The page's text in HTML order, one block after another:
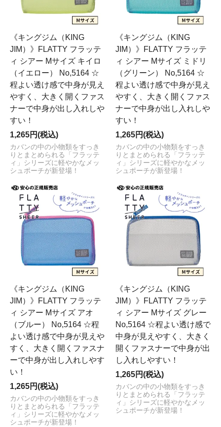
《キングジム（KING
JIM）》FLATTY フラッテ
ィ シアー Mサイズ キイロ
（イエロー） No,5164 ☆
程よい透け感で中身が見え
やすく、大きく開くファス
ナーで中身が出し入れしや
すい！
1,265円(税込)
カバンの中の小物類をすっき
りとまとめられる「フラッテ
ィ」シリーズに軽やかなメッ
シュポーチが新登場！
《キングジム（KING
JIM）》FLATTY フラッテ
ィ シアー Mサイズ ミドリ
（グリーン） No,5164 ☆
程よい透け感で中身が見え
やすく、大きく開くファス
ナーで中身が出し入れしや
すい！
1,265円(税込)
カバンの中の小物類をすっき
りとまとめられる「フラッテ
ィ」シリーズに軽やかなメッ
シュポーチが新登場！
《キングジム（KING
JIM）》FLATTY フラッテ
ィ シアー Mサイズ アオ
（ブルー） No,5164 ☆程
よい透け感で中身が見えや
すく、大きく開くファスナ
ーで中身が出し入れしやす
い！
1,265円(税込)
カバンの中の小物類をすっき
りとまとめられる「フラッテ
ィ」シリーズに軽やかなメッ
シュポーチが新登場！
《キングジム（KING
JIM）》FLATTY フラッテ
ィ シアー Mサイズ グレー
No,5164 ☆程よい透け感で
中身が見えやすく、大きく
開くファスナーで中身が出
し入れしやすい！
1,265円(税込)
カバンの中の小物類をすっき
りとまとめられる「フラッテ
ィ」シリーズに軽やかなメッ
シュポーチが新登場！